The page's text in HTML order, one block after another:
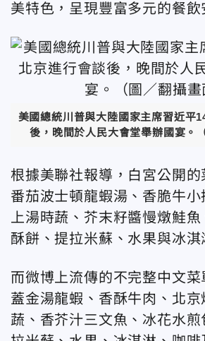
美特色，呈現豐富多元的餐飲
美國總統川普與大陸國家主席習近平
後，晚間於人民大會堂舉辦國宴。
根據美聯社報導，白宮公開的
番茄波士頓龍蝦湯、香脆牛小
上湯時蔬、芥末籽醬慢燉鮭
酥餅、提拉米蘇、水果與冰淇
而微博上流傳的不完整中文
蓋金湯龍蝦、香酥牛肉、北
蔬、香芥汁三文魚、冰花水